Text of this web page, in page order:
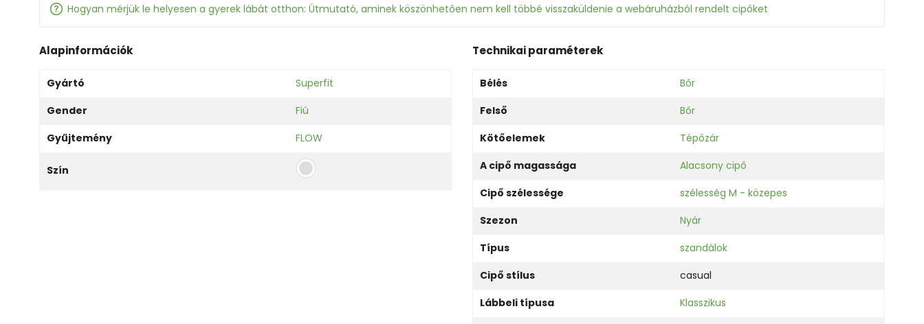
Hogyan mérjük le helyesen a gyerek lábát otthon: Útmutató, aminek köszönhetően nem kell többé visszaküldenie a webáruházból rendelt cipőket
Alapinformációk
Gyártó
Superfit
Gender
Fiú
Gyűjtemény
FLOW
Szín
Technikai paraméterek
Bélés
Bőr
Felső
Bőr
Kötőelemek
Tépőzár
A cipő magassága
Alacsony cipő
Cipő szélessége
szélesség M - közepes
Szezon
Nyár
Típus
szandálok
Cipő stílus
casual
Lábbeli típusa
Klasszikus